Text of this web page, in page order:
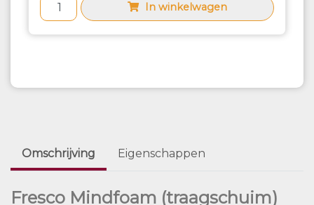
In winkelwagen
Omschrijving Eigenschappen
Fresco Mindfoam (traagschuim)